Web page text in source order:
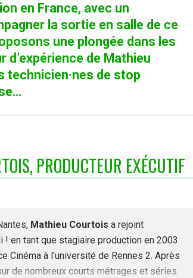
en France, avec un
la sortie en salle de ce
une plongée dans les
de Mathieu
de stop
PRODUCTEUR EXÉCUTIF
Mathieu Courtois a rejoint
! en tant que stagiaire production en 2003
Cinéma à l’université de Rennes 2. Après
de nombreux courts métrages et séries